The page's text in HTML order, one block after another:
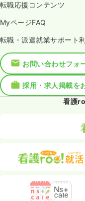
転職応援コンテンツ
MyページFAQ
転職・派遣就業サポート
お問い合わせフォ
採用・求人掲載を
看護